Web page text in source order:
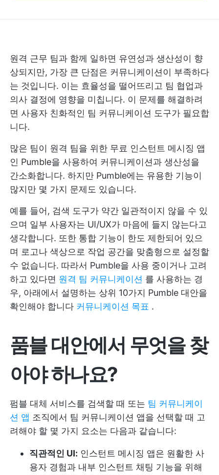
원격 근무 팀과 함께 일하면 유연성과 생산성이 향
상되지만, 가장 큰 단점은 커뮤니케이션이 부족하다
는 것입니다. 이는 효율성을 떨어뜨리고 팀 협업과
의사 결정에 영향을 미칩니다. 이 문제를 해결하려
면 사용자 친화적인 팀 커뮤니케이션 도구가 필요합
니다.
많은 팀이 원격 팀을 위한 무료 인스턴트 메시징 앱
인 Pumble을 사용하여 커뮤니케이션과 생산성을
간소화합니다. 하지만 Pumble에는 유용한 기능이
많지만 몇 가지 문제도 있습니다.
예를 들어, 검색 도구가 약간 일관적이지 않을 수 있
으며 일부 사용자는 UI/UX가 마음에 들지 않는다고
생각합니다. 또한 통합 기능이 한도 제한되어 있으
며 로고나 색상으로 작업 공간을 맞춤형으로 설정할
수 없습니다. 따라서 Pumble을 사용 중이거나 고려
하고 있다면 원격 팀 커뮤니케이션 를 사용하는 경
우, 아래에서 설명하는 상위 10가지 Pumble 대안을
확인해야 합니다 커뮤니케이션 목표 .
품블 대안에서 무엇을 찾
아야 하나요?
펌블 대체 서비스를 검색할 때 또는 팀 커뮤니케이
션 앱 조직에서 팀 커뮤니케이션 앱을 선택할 때 고
려해야 할 몇 가지 요소는 다음과 같습니다:
직관적인 UI: 인스턴트 메시징 앱은 원활한 사
용자 경험과 내부 인스턴트 채팅 기능을 위해